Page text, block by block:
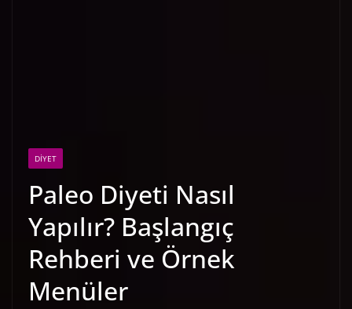
DIYET
Paleo Diyeti Nasıl
Yapılır? Başlangıç
Rehberi ve Örnek
Menüler